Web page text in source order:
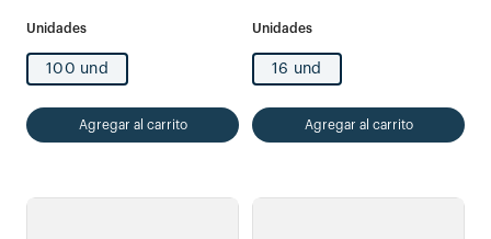
100 und
Agregar al carrito
16 und
Agregar al carrito